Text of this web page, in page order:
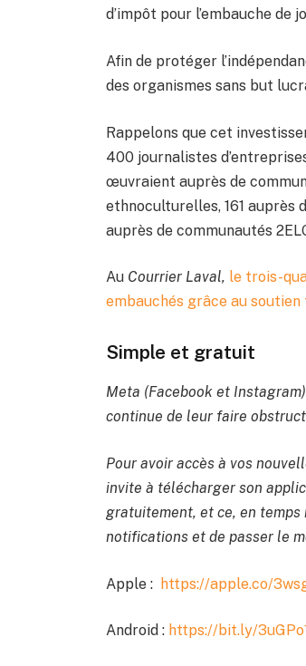
d’impôt pour l’embauche de
Afin de protéger
des organismes sans but
Rappelons que cet
400 journalistes
œuvraient auprès de
ethnoculturelles, 161 auprès
auprès de communautés
Au Courrier Laval, le trois-
embauchés grâce au soutien
Simple et gratuit
Meta (Facebook et
continue de leur faire
Pour avoir accès à vos
invite à télécharger son
gratuitement, et ce, en temps
notifications et de passer le
Apple : https://apple.co/
Android : https://bit.ly/